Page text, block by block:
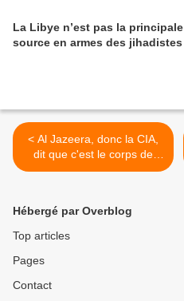
La Libye n’est pas la principale
source en armes des jihadistes
< Al Jazeera, donc la CIA,
dit que c'est le corps de
Kadhafi...
Hébergé par Overblog
Top articles
Pages
Contact